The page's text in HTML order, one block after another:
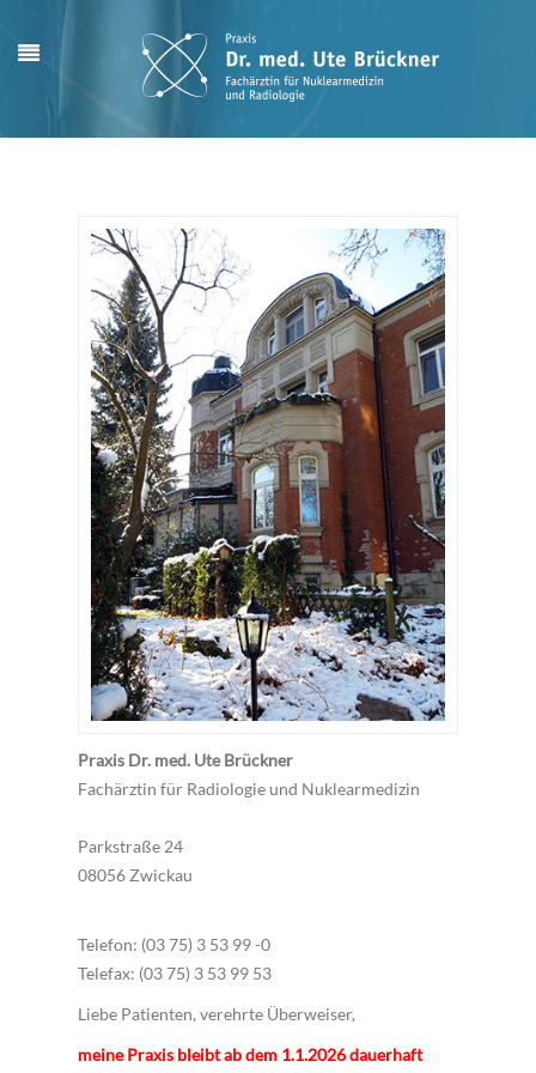
Praxis Dr. med. Ute Brückner
Fachärztin für Radiologie und Nuklearmedizin
Parkstraße 24
08056 Zwickau
Telefon: (03 75) 3 53 99 -0
Telefax: (03 75) 3 53 99 53
Liebe Patienten, verehrte Überweiser,
meine Praxis bleibt ab dem 1.1.2026 dauerhaft